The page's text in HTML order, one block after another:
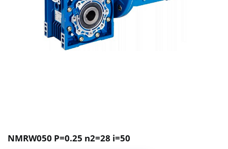
NMRW050 P=0.25 n2=28 i=50